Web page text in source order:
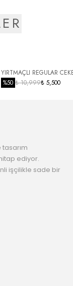
YIRTMAÇLI REGULAR
%50 ₺ 10,999₺ 5,500
ediyor.
işçilikle sade bir